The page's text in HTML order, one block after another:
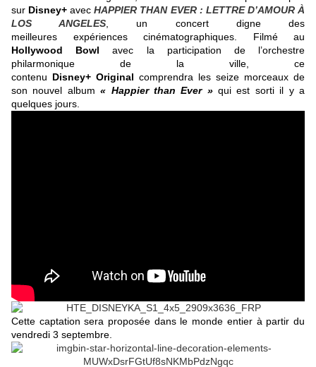
sur Disney+ avecHAPPIER THAN EVER : LETTRE D’AMOUR À
LOS ANGELES , un concert digne des
meilleures expériences cinématographiques. Filmé au
Hollywood Bowl avec la participation de l’orchestre
philarmonique de la ville, ce
contenu Disney+ Original comprendra les seize morceaux de
son nouvel album« Happier than Ever »qui est sorti il y a
quelques jours.
Cette captation sera proposée dans le monde entier à partir du
vendredi 3 septembre.